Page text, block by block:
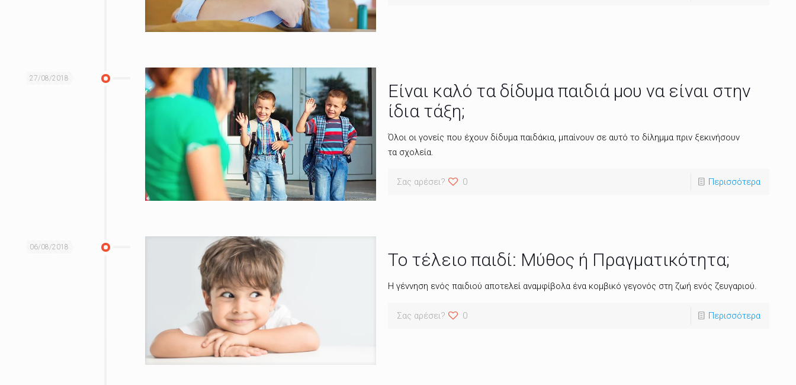
27/08/2018
Είναι καλό τα δίδυμα παιδιά μου να είναι στην
ίδια τάξη;
Όλοι οι γονείς που έχουν δίδυμα παιδάκια, μπαίνουν σε αυτό το δίλημμα πριν ξεκινήσουν
τα σχολεία.
Σας αρέσει? 0 Περισσότερα
06/08/2018
Το τέλειο παιδί: Μύθος ή Πραγματικότητα;
Η γέννηση ενός παιδιού αποτελεί αναμφίβολα ένα κομβικό γεγονός στη ζωή ενός ζευγαριού.
Σας αρέσει? 0 Περισσότερα